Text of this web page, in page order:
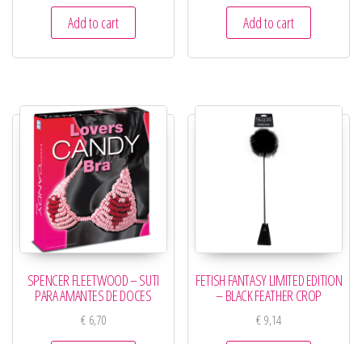
Add to cart Add to cart
SPENCER FLEETWOOD – SUTI
PARA AMANTES DE DOCES
€6,70
FETISH FANTASY LIMITED EDITION
– BLACK FEATHER CROP
€9,14